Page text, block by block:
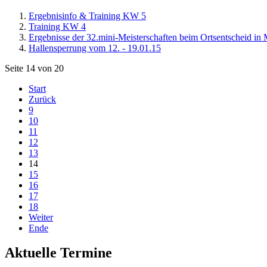
Ergebnisinfo & Training KW 5
Training KW 4
Ergebnisse der 32.mini-Meisterschaften beim Ortsentscheid in
Hallensperrung vom 12. - 19.01.15
Seite 14 von 20
Start
Zurück
9
10
11
12
13
14
15
16
17
18
Weiter
Ende
Aktuelle Termine